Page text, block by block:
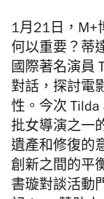
1月21日，M+
何以重要？蒂
國際著名演員
對話，探討電
性。今次 Tilda
批女導演之一
遺產和修復的
創新之間的平
書璇對談活動